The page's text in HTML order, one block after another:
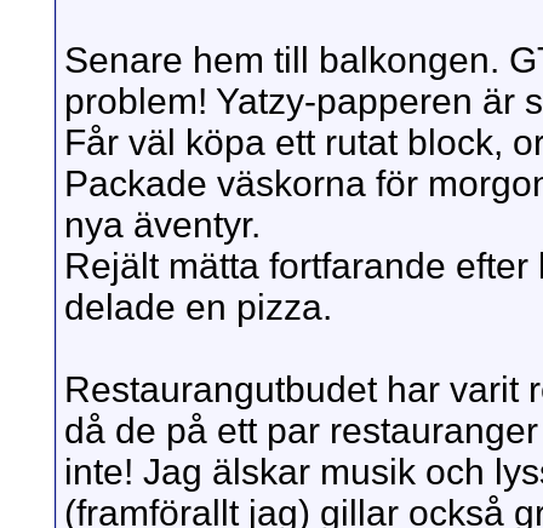
Senare hem till balkongen.
problem! Yatzy-papperen är
Får väl köpa ett rutat block,
Packade väskorna för
nya äventyr.
Rejält mätta fortfarande
delade en pizza.
Restaurangutbudet har varit
då de på ett par
inte! Jag älskar musik och
(framförallt jag) gillar också